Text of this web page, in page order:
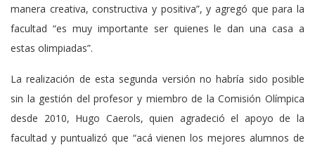
manera creativa, constructiva y positiva”, y agregó que para la
facultad “es muy importante ser quienes le dan una casa a
estas olimpiadas”.
La realización de esta segunda versión no habría sido posible
sin la gestión del profesor y miembro de la Comisión Olímpica
desde 2010, Hugo Caerols, quien agradeció el apoyo de la
facultad y puntualizó que “acá vienen los mejores alumnos de